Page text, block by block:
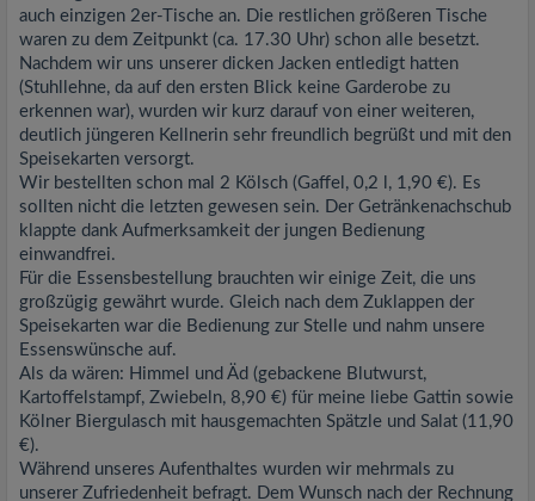
auch einzigen 2er-Tische an. Die restlichen größeren Tische
waren zu dem Zeitpunkt (ca. 17.30 Uhr) schon alle besetzt.
Nachdem wir uns unserer dicken Jacken entledigt hatten
(Stuhllehne, da auf den ersten Blick keine Garderobe zu
erkennen war), wurden wir kurz darauf von einer weiteren,
deutlich jüngeren Kellnerin sehr freundlich begrüßt und mit den
Speisekarten versorgt.
Wir bestellten schon mal 2 Kölsch (Gaffel, 0,2 l, 1,90 €). Es
sollten nicht die letzten gewesen sein. Der Getränkenachschub
klappte dank Aufmerksamkeit der jungen Bedienung
einwandfrei.
Für die Essensbestellung brauchten wir einige Zeit, die uns
großzügig gewährt wurde. Gleich nach dem Zuklappen der
Speisekarten war die Bedienung zur Stelle und nahm unsere
Essenswünsche auf.
Als da wären: Himmel und Äd (gebackene Blutwurst,
Kartoffelstampf, Zwiebeln, 8,90 €) für meine liebe Gattin sowie
Kölner Biergulasch mit hausgemachten Spätzle und Salat (11,90
€).
Während unseres Aufenthaltes wurden wir mehrmals zu
unserer Zufriedenheit befragt. Dem Wunsch nach der Rechnung